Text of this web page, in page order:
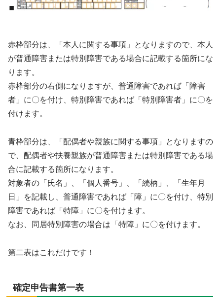
赤枠部分は、「本人に関する事項」となりますので、本人
が普通障害または特別障害である場合に記載する箇所にな
ります。
赤枠部分の右側になりますが、普通障害であれば「障害
者」に〇を付け、特別障害であれば「特別障害者」に〇を
付けます。
青枠部分は、「配偶者や親族に関する事項」となりますの
で、配偶者や扶養親族が普通障害または特別障害である場
合に記載する箇所になります。
対象者の「氏名」、「個人番号」、「続柄」、「生年月
日」を記載し、普通障害であれば「障」に〇を付け、特別
障害であれば「特障」に〇を付けます。
なお、同居特別障害の場合は「特障」に〇を付けます。
第二表はこれだけです！
確定申告書第一表